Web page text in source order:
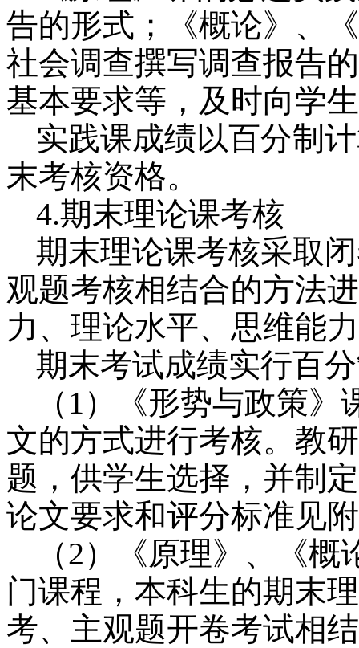
告的形式；《概论》、
社会调查撰写调查报告
基本要求等，及时向学
实践课成绩以百分制
末考核资格。
4.期末理论课考核
期末理论课考核采取
观题考核相结合的方法
力、理论水平、思维能
期末考试成绩实行百
（ 1 ）《形势与政策》
文的方式进行考核。教
题，供学生选择，并制
论文要求和评分标准见
（2）《原理》、《概
门课程 ，本科生的期末
考、主观题开卷考试相